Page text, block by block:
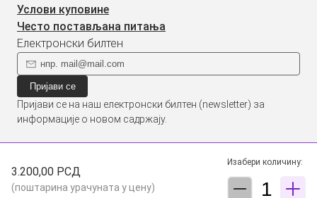
Изабери количину:
3.200,00 РСД
(поштарина урачуната у цену)
Услови куповине
Често постављана питања
Електронски билтен
Пријави се
Пријави се на наш електронски билтен (newsletter) за
информације о новом садржају.
©2019 - 2026 Тараба доо. Сва права задржана. Садржај је
заштићен ауторским правима и власништво је Тараба доо,
осим када је наведено другачије. Неовлашћена употреба